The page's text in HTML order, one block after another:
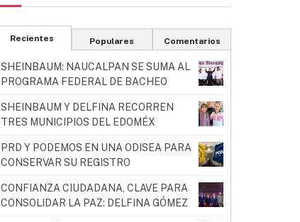
Recientes Populares Comentarios
SHEINBAUM: NAUCALPAN SE SUMA AL
PROGRAMA FEDERAL DE BACHEO
SHEINBAUM Y DELFINA RECORREN
TRES MUNICIPIOS DEL EDOMÉX
PRD Y PODEMOS EN UNA ODISEA PARA
CONSERVAR SU REGISTRO
CONFIANZA CIUDADANA, CLAVE PARA
CONSOLIDAR LA PAZ: DELFINA GÓMEZ